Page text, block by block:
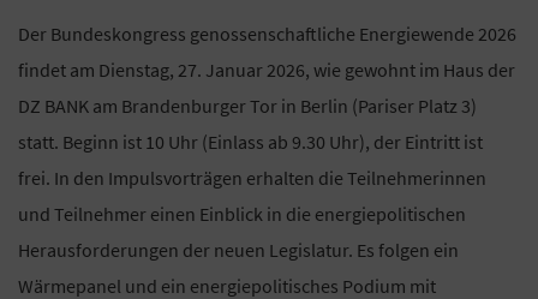
Der Bundeskongress genossenschaftliche Energiewende 2026
findet am Dienstag, 27. Januar 2026, wie gewohnt im Haus der
DZ BANK am Brandenburger Tor in Berlin (Pariser Platz 3)
statt. Beginn ist 10 Uhr (Einlass ab 9.30 Uhr), der Eintritt ist
frei. In den Impulsvorträgen erhalten die Teilnehmerinnen
und Teilnehmer einen Einblick in die energiepolitischen
Herausforderungen der neuen Legislatur. Es folgen ein
Wärmepanel und ein energiepolitisches Podium mit